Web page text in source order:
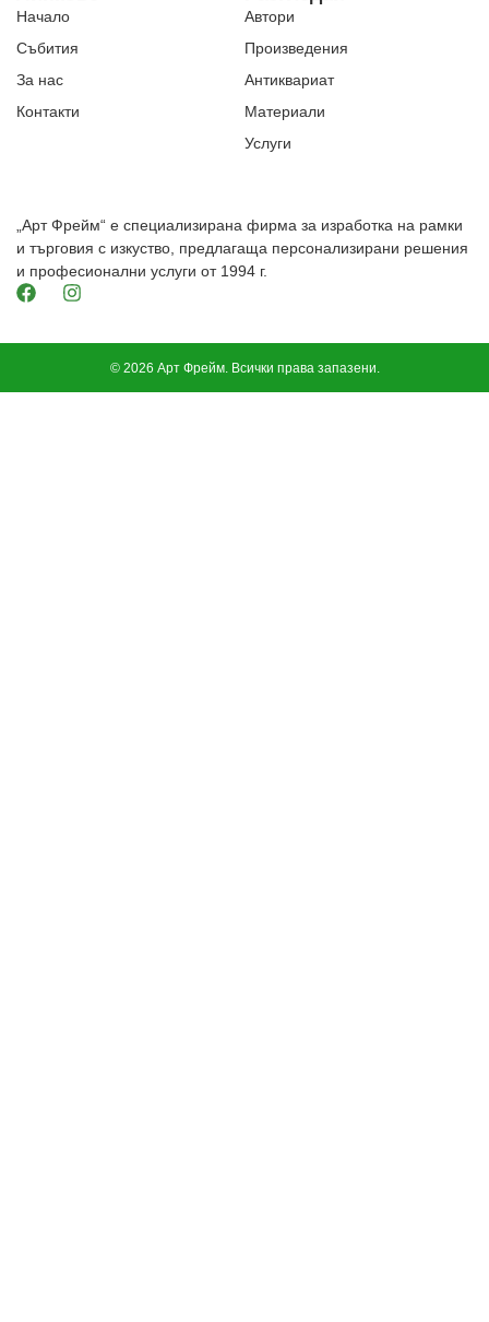
„Арт Фрейм“ е специализирана фирма за изработка на рамки
и търговия с изкуство, предлагаща персонализирани решения
и професионални услуги от 1994 г.
Автори
Произведения
Антиквариат
Материали
Услуги
Начало
Събития
За нас
Контакти
© 2026 Арт Фрейм. Всички права запазени.